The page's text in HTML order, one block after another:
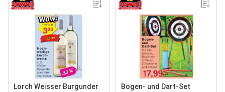
Lorch Weisser Burgunder Bogen- und Dart-Set